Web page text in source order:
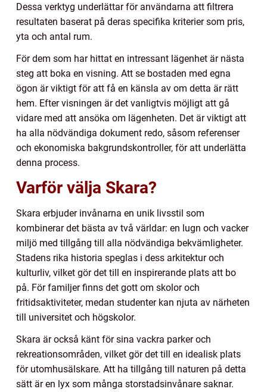
Dessa verktyg underlättar för användarna att filtrera
resultaten baserat på deras specifika kriterier som pris,
yta och antal rum.
För dem som har hittat en intressant lägenhet är nästa
steg att boka en visning. Att se bostaden med egna
ögon är viktigt för att få en känsla av om detta är rätt
hem. Efter visningen är det vanligtvis möjligt att gå
vidare med att ansöka om lägenheten. Det är viktigt att
ha alla nödvändiga dokument redo, såsom referenser
och ekonomiska bakgrundskontroller, för att underlätta
denna process.
Varför välja Skara?
Skara erbjuder invånarna en unik livsstil som
kombinerar det bästa av två världar: en lugn och vacker
miljö med tillgång till alla nödvändiga bekvämligheter.
Stadens rika historia speglas i dess arkitektur och
kulturliv, vilket gör det till en inspirerande plats att bo
på. För familjer finns det gott om skolor och
fritidsaktiviteter, medan studenter kan njuta av närheten
till universitet och högskolor.
Skara är också känt för sina vackra parker och
rekreationsområden, vilket gör det till en idealisk plats
för utomhusälskare. Att ha tillgång till naturen på detta
sätt är en lyx som många storstadsinvånare saknar.